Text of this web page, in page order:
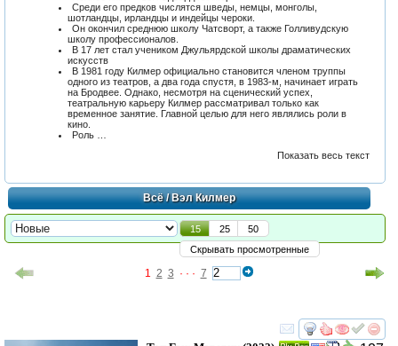
Среди его предков числятся шведы, немцы, монголы,
шотландцы, ирландцы и индейцы чероки.
Он окончил среднюю школу Чатсворт, а также Голливудскую
школу профессионалов.
В 17 лет стал учеником Джульярдской школы драматических
искусств
В 1981 году Килмер официально становится членом труппы
одного из театров, а два года спустя, в 1983-м, начинает играть
на Бродвее. Однако, несмотря на сценический успех,
театральную карьеру Килмер рассматривал только как
временное занятие. Главной целью для него являлись роли в
кино.
Роль …
Показать весь текст
Всё/ Вэл Килмер
15 25
50
Скрывать просмотренные
1 2 3 · · · 7
смотреть